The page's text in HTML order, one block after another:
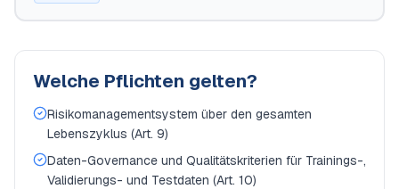
Welche Pflichten gelten?
Risikomanagementsystem über den gesamten
Lebenszyklus (Art. 9)
Daten-Governance und Qualitätskriterien für Trainings-,
Validierungs- und Testdaten (Art. 10)